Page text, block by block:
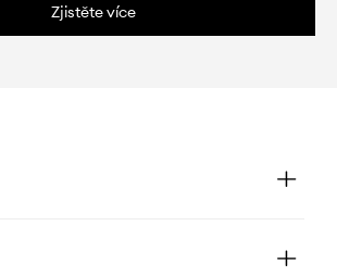
Zjistěte více